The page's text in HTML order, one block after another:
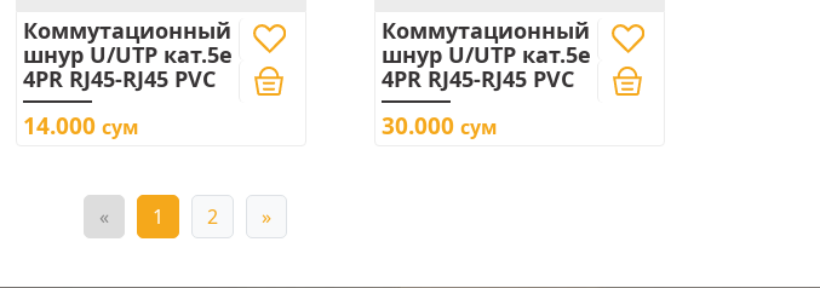
Коммутационный
шнур U/UTP кат.5e
4PR RJ45-RJ45 PVC
14.000 сум
Коммутационный
шнур U/UTP кат.5e
4PR RJ45-RJ45 PVC
30.000 сум
« 1 2 »